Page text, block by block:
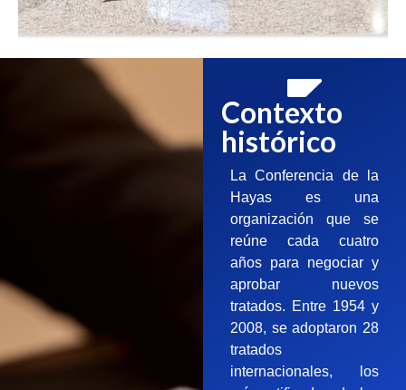
Contexto
histórico
La Conferencia de la
Hayas es una
organización que se
reúne cada cuatro
años para negociar y
aprobar nuevos
tratados. Entre 1954 y
2008, se adoptaron 28
tratados
internacionales, los